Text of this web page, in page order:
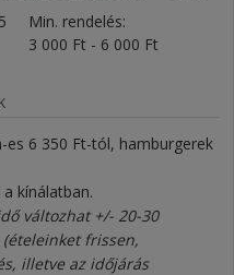
Min. rendelés
3 000 Ft - 6 000 Ft
es 6 350 Ft-tól, hamburgerek
kínálatban.
változhat +/- 20-30
frissen,
illetve az időjárás